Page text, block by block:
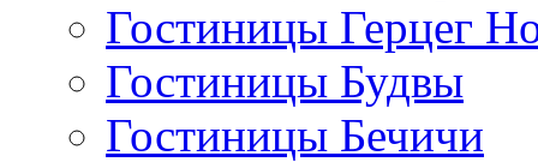
Гостиницы Герцег
Гостиницы Будвы
Гостиницы Бечичи